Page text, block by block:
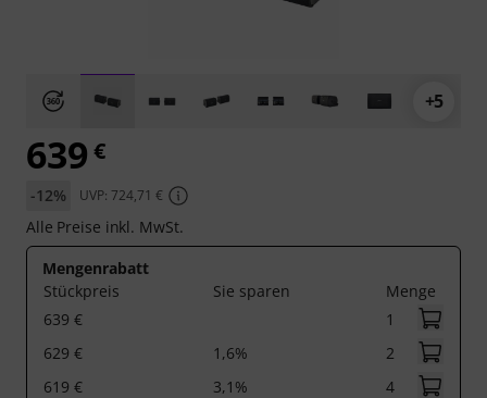
+5
639 €
-12% UVP: 724,71 €
Alle Preise inkl. MwSt.
Mengenrabatt
Stückpreis
Sie sparen
Menge
639 €
1
629 €
1,6%
2
619 €
3,1% 4